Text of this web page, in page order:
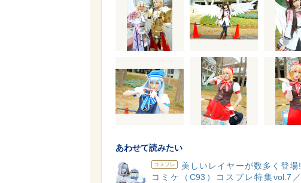
あわせて読みたい
コスプレ
美しいレイヤーが数多く登場!
コミケ（C93）コスプレ特集vol.7／